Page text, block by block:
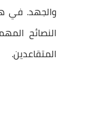
والجهد. في
النصائح
المتقاعدين.